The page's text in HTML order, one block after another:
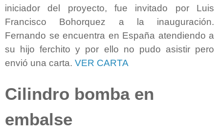
iniciador del proyecto, fue invitado por Luis
Francisco Bohorquez a la inauguración.
Fernando se encuentra en España atendiendo a
su hijo ferchito y por ello no pudo asistir pero
envió una carta. VER CARTA
Cilindro bomba en
embalse